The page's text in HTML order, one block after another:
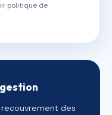
politique de
recouvrement des